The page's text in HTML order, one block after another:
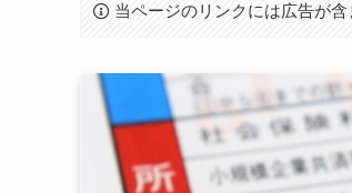
当ページのリンクには広告が含